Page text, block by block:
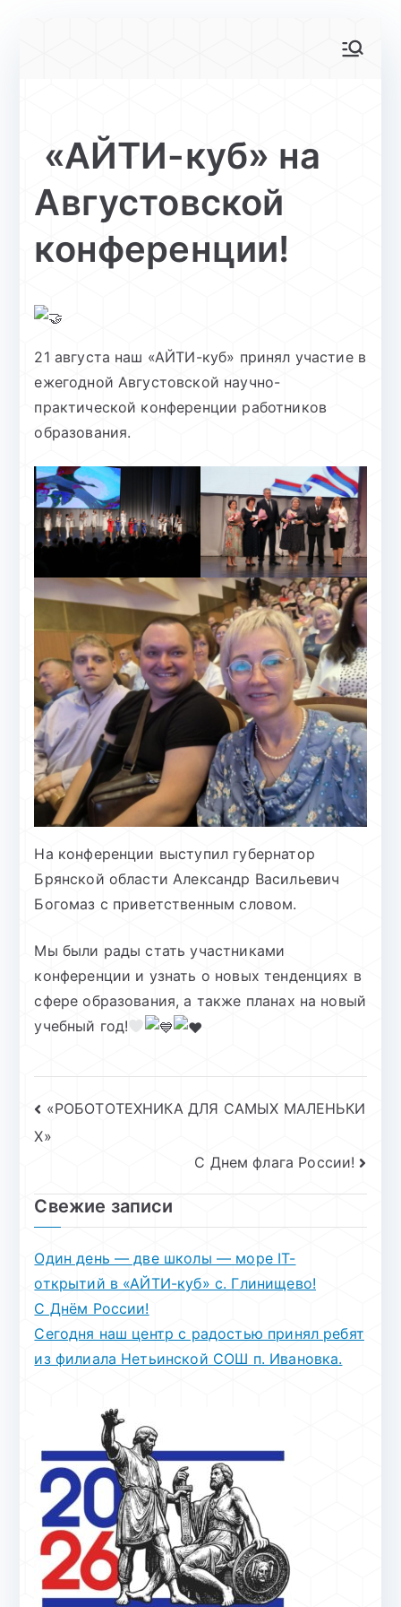
«АЙТИ-куб» на
Августовской
конференции!
21 августа наш «АЙТИ-куб» принял участие в
ежегодной Августовской научно-
практической конференции работников
образования.
На конференции выступил губернатор
Брянской области Александр Васильевич
Богомаз с приветственным словом.
Мы были рады стать участниками
конференции и узнать о новых тенденциях в
сфере образования, а также планах на новый
учебный год!
Навигация
по
записям
«РОБОТОТЕХНИКА ДЛЯ САМЫХ МАЛЕНЬКИ
Х»
С Днем флага России!
Свежие записи
Один день — две школы — море IT-
открытий в «АЙТИ-куб» с. Глинищево!
С Днём России!
Сегодня наш центр с радостью принял ребят
из филиала Нетьинской СОШ п. Ивановка.